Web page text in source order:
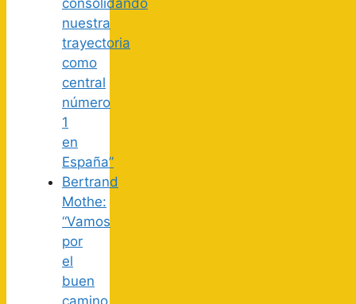
nuestra
trayectoria
como
central
número
1
en
España”
Bertrand
Mothe:
“Vamos
por
el
buen
camino